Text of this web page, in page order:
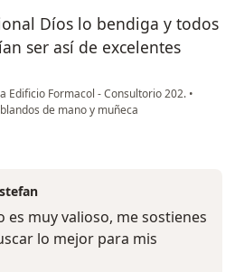
Díos lo bendiga y todos
ser así de excelentes
Edificio Formacol - Consultorio 202. •
de mano y muñeca
es muy valioso, me sostienes
lo mejor para mis